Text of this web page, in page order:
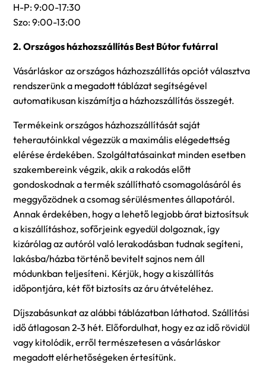
H-P: 9:00-17:30
Szo: 9:00-13:00
2. Országos házhozszállítás Best Bútor futárral
Vásárláskor az országos házhozszállítás opciót választva
rendszerünk a megadott táblázat segítségével
automatikusan kiszámítja a házhozszállítás összegét.
Termékeink országos házhozszállítását saját
teherautóinkkal végezzük a maximális elégedettség
elérése érdekében. Szolgáltatásainkat minden esetben
szakembereink végzik, akik a rakodás előtt
gondoskodnak a termék szállítható csomagolásáról és
meggyőzödnek a csomag sérülésmentes állapotáról.
Annak érdekében, hogy a lehető legjobb árat biztosítsuk
a kiszállításhoz, sofőrjeink egyedül dolgoznak, így
kizárólag az autóról való lerakodásban tudnak segíteni,
lakásba/házba történő bevitelt sajnos nem áll
módunkban teljesíteni. Kérjük, hogy a kiszállítás
időpontjára, két főt biztosíts az áru átvételéhez.
Díjszabásunkat az alábbi táblázatban láthatod. Szállítási
idő átlagosan 2-3 hét. Előfordulhat, hogy ez az idő rövidül
vagy kitolódik, erről természetesen a vásárláskor
megadott elérhetőségeken értesítünk.